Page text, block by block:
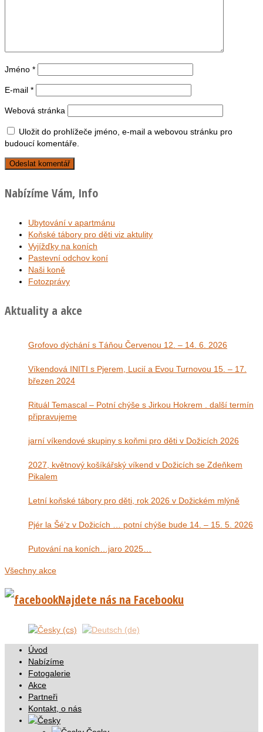
Jméno *
E-mail *
Webová stránka
Uložit do prohlížeče jméno, e-mail a webovou stránku pro
budoucí komentáře.
Nabízíme Vám, Info
Ubytování v apartmánu
Koňské tábory pro děti viz aktulity
Vyjížďky na koních
Pastevní odchov koní
Naši koně
Fotozprávy
Aktuality a akce
Grofovo dýchání s Táňou Červenou 12. – 14. 6. 2026
Víkendová INITI s Pjerem, Lucií a Evou Turnovou 15. – 17.
březen 2024
Rituál Temascal – Potní chýše s Jirkou Hokrem . další termín
připravujeme
jarní víkendové skupiny s koňmi pro děti v Dožicích 2026
2027, květnový košíkářský víkend v Dožicích se Zdeňkem
Pikalem
Letní koňské tábory pro děti, rok 2026 v Dožickém mlýně
Pjér la Šé’z v Dožicích … potní chýše bude 14. – 15. 5. 2026
Putování na koních…jaro 2025…
Všechny akce
Najdete nás na Facebooku
Úvod
Nabízíme
Fotogalerie
Akce
Partneři
Kontakt, o nás